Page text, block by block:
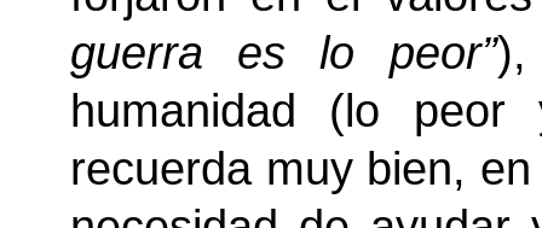
guerra es lo peor”),
humanidad (lo
recuerda muy bien,